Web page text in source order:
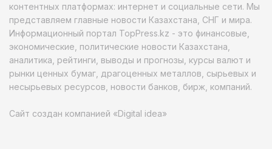
контентных платформах: интернет и социальные сети. Мы
представляем главные новости Казахстана, СНГ и мира.
Информационный портал TopPress.kz - это финансовые,
экономические, политические новости Казахстана,
аналитика, рейтинги, выводы и прогнозы, курсы валют и
рынки ценных бумаг, драгоценных металлов, сырьевых и
несырьевых ресурсов, новости банков, бирж, компаний.
Сайт создан компанией «Digital idea»